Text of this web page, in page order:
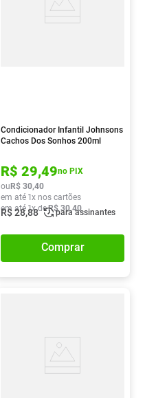
Condicionador Infantil Johnsons
Cachos Dos Sonhos 200ml
R$ 29,49no PIX
ouR$ 30,40
em até 1x nos cartões
em até 1x deR$ 30,40
R$28,88 para assinantes
Comprar